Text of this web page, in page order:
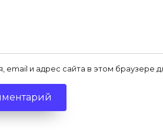
email и адрес сайта в этом браузере